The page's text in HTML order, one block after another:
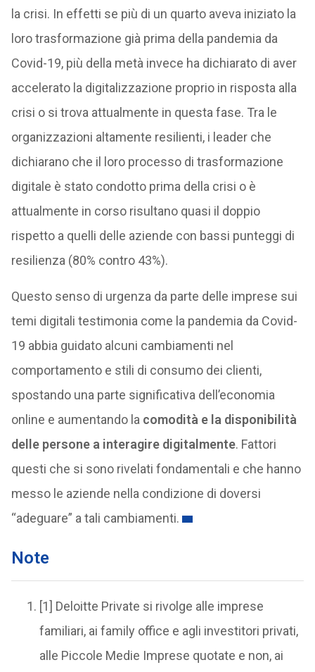
la crisi. In effetti se più di un quarto aveva iniziato la
loro trasformazione già prima della pandemia da
Covid-19, più della metà invece ha dichiarato di aver
accelerato la digitalizzazione proprio in risposta alla
crisi o si trova attualmente in questa fase. Tra le
organizzazioni altamente resilienti, i leader che
dichiarano che il loro processo di trasformazione
digitale è stato condotto prima della crisi o è
attualmente in corso risultano quasi il doppio
rispetto a quelli delle aziende con bassi punteggi di
resilienza (80% contro 43%).
Questo senso di urgenza da parte delle imprese sui
temi digitali testimonia come la pandemia da Covid-
19 abbia guidato alcuni cambiamenti nel
comportamento e stili di consumo dei clienti,
spostando una parte significativa dell’economia
online e aumentando la comodità e la disponibilità
delle persone a interagire digitalmente. Fattori
questi che si sono rivelati fondamentali e che hanno
messo le aziende nella condizione di doversi
“adeguare” a tali cambiamenti.
Note
[1] Deloitte Private si rivolge alle imprese
familiari, ai family office e agli investitori privati,
alle Piccole Medie Imprese quotate e non, ai